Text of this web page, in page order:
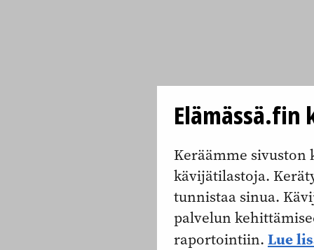
Keräämme sivuston
kävijätilastoja.
tunnistaa sinua.
palvelun
raportointiin. Lue